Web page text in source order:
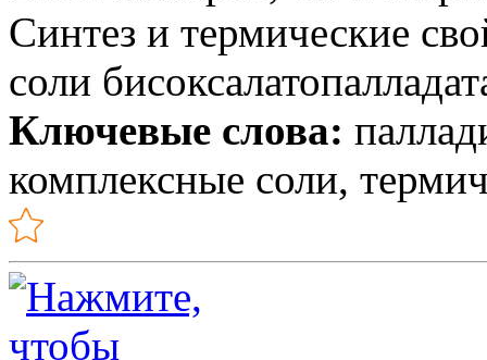
Синтез и термические
соли
Ключевые слова:
комплексные соли,